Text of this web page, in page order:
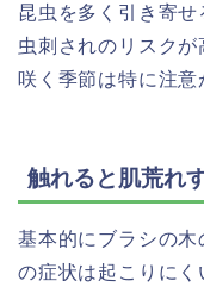
昆虫を多く引き寄
虫刺されのリスクが
咲く季節は特に注意
触れると肌荒れ
基本的にブラシの
の症状は起こりに